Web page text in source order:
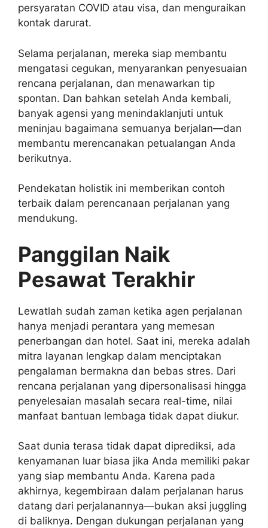
persyaratan COVID atau visa, dan menguraikan
kontak darurat.
Selama perjalanan, mereka siap membantu
mengatasi cegukan, menyarankan penyesuaian
rencana perjalanan, dan menawarkan tip
spontan. Dan bahkan setelah Anda kembali,
banyak agensi yang menindaklanjuti untuk
meninjau bagaimana semuanya berjalan—dan
membantu merencanakan petualangan Anda
berikutnya.
Pendekatan holistik ini memberikan contoh
terbaik dalam perencanaan perjalanan yang
mendukung.
Panggilan Naik
Pesawat Terakhir
Lewatlah sudah zaman ketika agen perjalanan
hanya menjadi perantara yang memesan
penerbangan dan hotel. Saat ini, mereka adalah
mitra layanan lengkap dalam menciptakan
pengalaman bermakna dan bebas stres. Dari
rencana perjalanan yang dipersonalisasi hingga
penyelesaian masalah secara real-time, nilai
manfaat bantuan lembaga tidak dapat diukur.
Saat dunia terasa tidak dapat diprediksi, ada
kenyamanan luar biasa jika Anda memiliki pakar
yang siap membantu Anda. Karena pada
akhirnya, kegembiraan dalam perjalanan harus
datang dari perjalanannya—bukan aksi juggling
di baliknya. Dengan dukungan perjalanan yang